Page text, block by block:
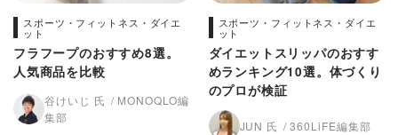
スポーツ・フィットネス・ダイエ
ット
フラフープのおすすめ8選。
人気商品を比較
谷けいじ 氏
MONOQLO編
集部
スポーツ・フィットネス・ダイエ
ット
ダイエットスリッパのおすす
めランキング10選。体づくり
のプロが検証
JUN 氏 360LiFE編集部